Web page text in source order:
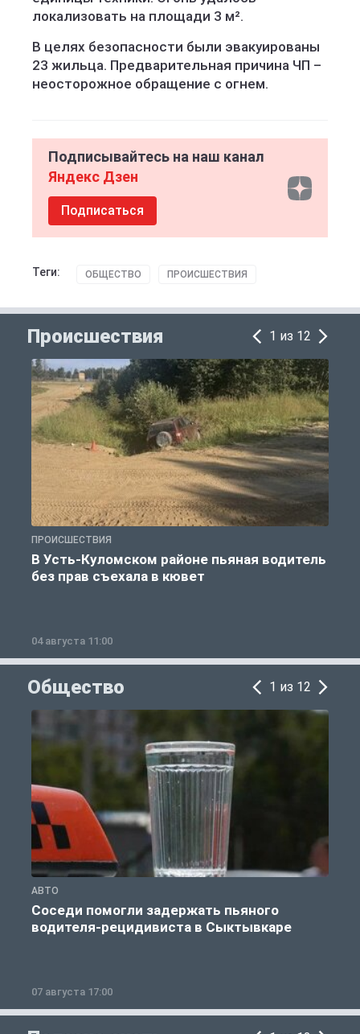
локализовать на площади 3 м².
В целях безопасности были эвакуированы
23 жильца. Предварительная причина ЧП –
неосторожное обращение с огнем.
Подписывайтесь на наш канал
Яндекс Дзен
Подписаться
Теги: ОБЩЕСТВО ПРОИСШЕСТВИЯ
Происшествия 1 из 12
ПРОИСШЕСТВИЯ
В Усть-Куломском районе пьяная водитель
без прав съехала в кювет
04 августа 11:00
Общество 1 из 12
АВТО
Соседи помогли задержать пьяного
водителя-рецидивиста в Сыктывкаре
07 августа 17:00